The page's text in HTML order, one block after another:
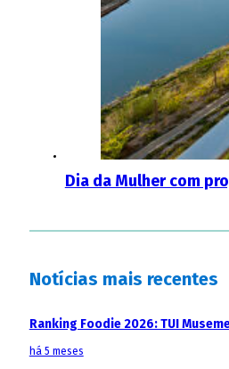
Dia da Mulher com
Notícias mais recentes
Ranking Foodie 2026: TUI
há 5 meses